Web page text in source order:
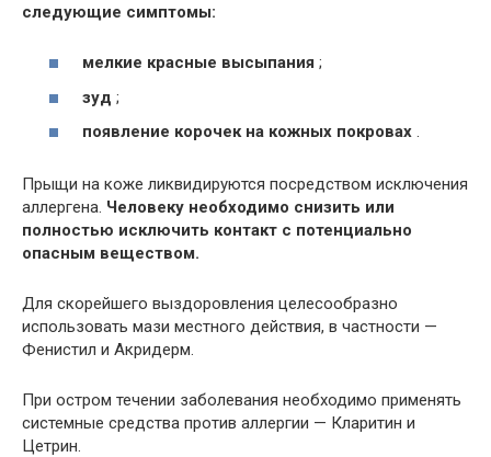
следующие симптомы:
мелкие красные высыпания ;
зуд ;
появление корочек на кожных покровах .
Прыщи на коже ликвидируются посредством исключения
аллергена. Человеку необходимо снизить или
полностью исключить контакт с потенциально
опасным веществом.
Для скорейшего выздоровления целесообразно
использовать мази местного действия, в частности —
Фенистил и Акридерм.
При остром течении заболевания необходимо применять
системные средства против аллергии — Кларитин и
Цетрин.